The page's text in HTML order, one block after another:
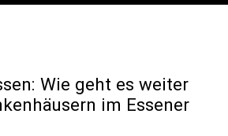
Wie geht es weiter
im Essener